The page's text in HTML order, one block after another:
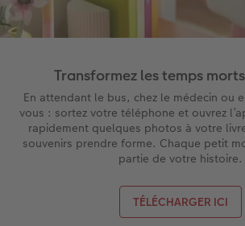
Transformez les temps
En attendant le bus, chez le médecin ou
vous : sortez votre téléphone et ouvrez
rapidement quelques photos à votre
souvenirs prendre forme. Chaque petit
partie de votre histoire.
TÉLÉCHARGER ICI